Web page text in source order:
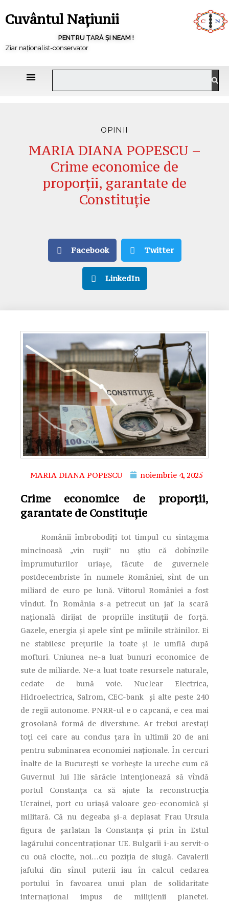
Cuvântul Națiunii
PENTRU ȚARĂ ȘI NEAM !
Ziar naționalist-conservator
OPINII
MARIA DIANA POPESCU –
Crime economice de
proporții, garantate de
Constituție
Facebook Twitter
LinkedIn
MARIA DIANA POPESCU noiembrie 4, 2025
Crime economice de proporții,
garantate de Constituție
Românii îmbrobodiți tot timpul cu sintagma
mincinoasă „vin rușiiˮ nu știu că dobînzile
împrumuturilor uriașe, făcute de guvernele
postdecembriste în numele României, sînt de un
miliard de euro pe lună. Viitorul României a fost
vîndut. În România s-a petrecut un jaf la scară
națională dirijat de propriile instituții de forță.
Gazele, energia și apele sînt pe mîinile străinilor. Ei
ne stabilesc prețurile la toate și le umflă după
mofturi. Uniunea ne-a luat bunuri economice de
sute de miliarde. Ne-a luat toate resursele naturale,
cedate de bună voie. Nuclear Electrica,
Hidroelectrica, Salrom, CEC-bank și alte peste 240
de regii autonome. PNRR-ul e o capcană, e cea mai
grosolană formă de diversiune. Ar trebui arestați
toți cei care au condus țara în ultimii 20 de ani
pentru subminarea economiei naționale. În cercuri
înalte de la București se vorbește la ureche cum că
Guvernul lui Ilie sărăcie intenționează să vîndă
portul Constanța ca să ajute la reconstrucția
Ucrainei, port cu uriașă valoare geo-economică și
militară. Că nu degeaba și-a deplasat Frau Ursula
figura de șarlatan la Constanța și prin în Estul
lagărului concentraționar UE. Bulgarii i-au servit-o
cu ouă clocite, noi…cu poziția de slugă. Cavalerii
jafului din sînul puterii iau în calcul cedarea
portului în favoarea unui plan de solidaritate
internațional impus de milițienii planetei.